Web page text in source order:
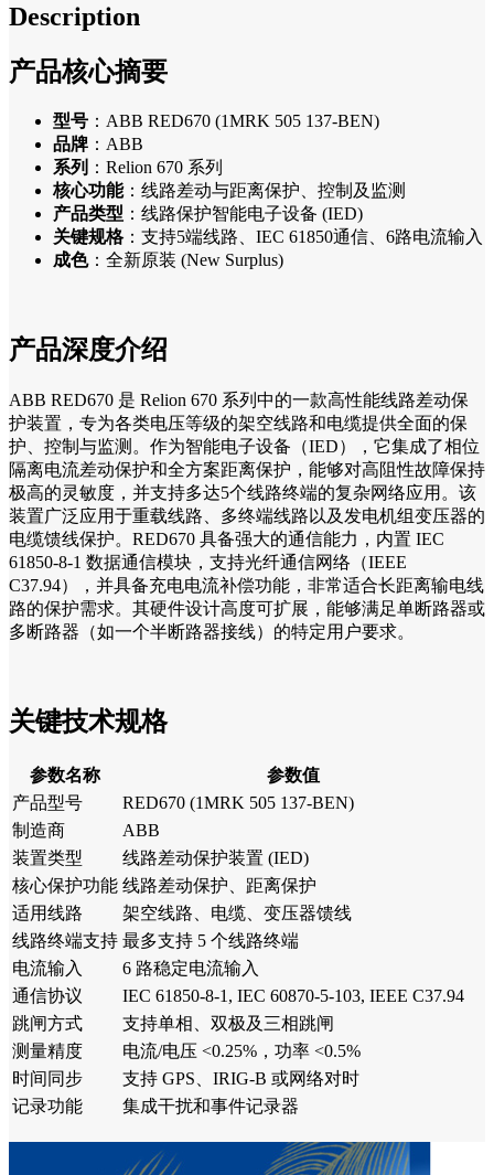
Description
产品核心摘要
型号 ：ABB RED670 (1MRK 505 137-BEN)
品牌 ：ABB
系列 ：Relion 670 系列
核心功能：线路差动与距离保护、控制及监测
产品类型 ：线路保护智能电子设备 (IED)
关键规格：支持5端线路、IEC 61850通信、6路电流输入
成色：全新原装 (New Surplus)
产品深度介绍
ABB RED670 是 Relion 670 系列中的一款高性能线路差动保
护装置，专为各类电压等级的架空线路和电缆提供全面的保
护、控制与监测。作为智能电子设备（IED），它集成了相位
隔离电流差动保护和全方案距离保护，能够对高阻性故障保持
极高的灵敏度，并支持多达5个线路终端的复杂网络应用。该
装置广泛应用于重载线路、多终端线路以及发电机组变压器的
电缆馈线保护。RED670 具备强大的通信能力，内置 IEC
61850-8-1 数据通信模块，支持光纤通信网络（IEEE
C37.94），并具备充电电流补偿功能，非常适合长距离输电线
路的保护需求。其硬件设计高度可扩展，能够满足单断路器或
多断路器（如一个半断路器接线）的特定用户要求。
关键技术规格
参数名称
参数值
产品型号
RED670 (1MRK 505 137-BEN)
制造商
ABB
装置类型
线路差动保护装置 (IED)
核心保护功能 线路差动保护、距离保护
适用线路
架空线路、电缆、变压器馈线
线路终端支持 最多支持 5 个线路终端
电流输入
6 路稳定电流输入
通信协议
IEC 61850-8-1, IEC 60870-5-103, IEEE C37.94
跳闸方式
支持单相、双极及三相跳闸
测量精度
电流/电压 <0.25%，功率 <0.5%
时间同步
支持 GPS、IRIG-B 或网络对时
记录功能
集成干扰和事件记录器